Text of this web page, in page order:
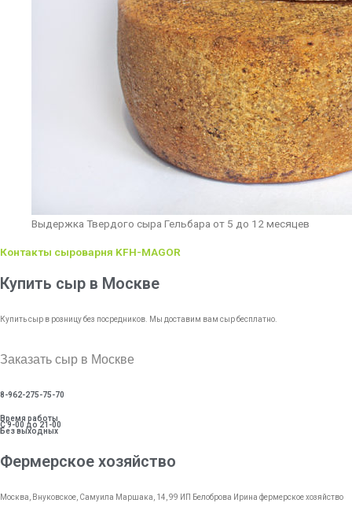
Выдержка Твердого сыра Гельбара от 5 до 12 месяцев
Контакты сыроварня KFH-MAGOR
Купить сыр в Москве
Купить сыр в розницу без посредников. Мы доставим вам сыр бесплатно.
Заказать сыр в Москве
8-962-275-75-70
Время работы
С 9-00 до 21-00
Без выходных
Фермерское хозяйство
Москва, Внуковское, Самуила Маршака, 14, 99 ИП Белоброва Ирина фермерское хозяйство